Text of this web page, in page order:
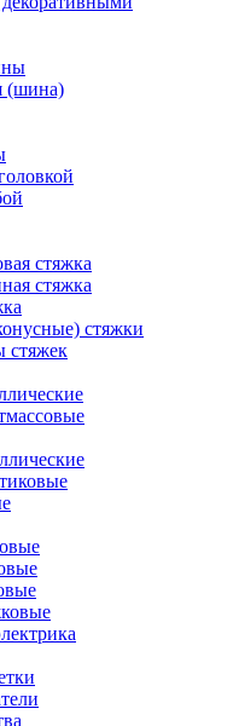
(шина)
стяжка
стяжка
стяжки
стяжек